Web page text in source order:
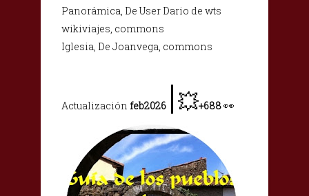
Panorámica, De User Dario de wts
wikiviajes, commons
Iglesia, De Joanvega, commons
Actualización feb2026 |💥+688👀